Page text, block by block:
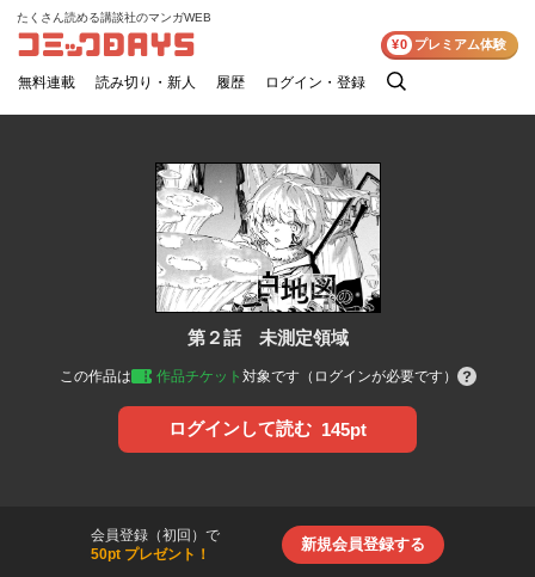
コミックDAYS
たくさん読める講談社のマンガWEB
無料連載 読み切り・新人 履歴 ログイン・登録
検
¥0 プレミアム体験
第２話 未測定領域
この作品は 作品チケット 対象です（ログインが必要です）
ログインして読む 145pt
会員登録（初回）で
50pt プレゼント！
新規会員登録する